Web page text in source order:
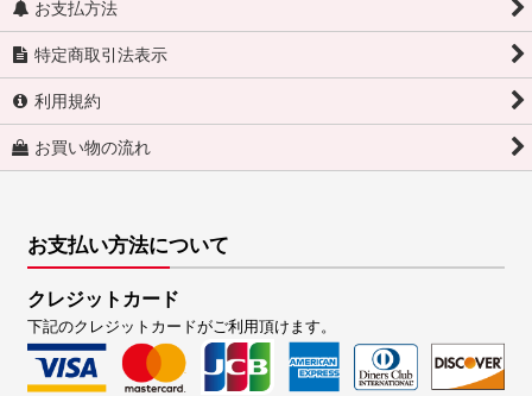
お支払方法
特定商取引法表示
利用規約
お買い物の流れ
お支払い方法について
クレジットカード
下記のクレジットカードがご利用頂けます。